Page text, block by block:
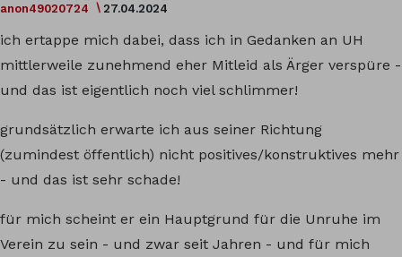
anon49020724 27.04.2024
ich ertappe mich dabei, dass ich in Gedanken an UH
mittlerweile zunehmend eher Mitleid als Ärger verspüre -
und das ist eigentlich noch viel schlimmer!
grundsätzlich erwarte ich aus seiner Richtung
(zumindest öffentlich) nicht positives/konstruktives mehr
- und das ist sehr schade!
für mich scheint er ein Hauptgrund für die Unruhe im
Verein zu sein - und zwar seit Jahren - und für mich